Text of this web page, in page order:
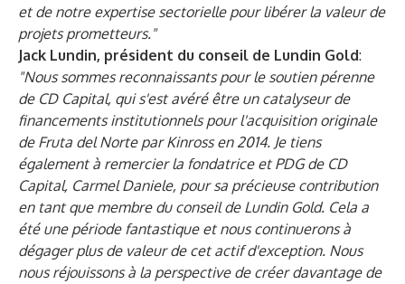
et de notre expertise sectorielle pour libérer la valeur de
projets prometteurs."
Jack Lundin, président du conseil de Lundin Gold:
"Nous sommes reconnaissants pour le soutien pérenne
de CD Capital, qui s'est avéré être un catalyseur de
financements institutionnels pour l'acquisition originale
de Fruta del Norte par Kinross en 2014. Je tiens
également à remercier la fondatrice et PDG de CD
Capital, Carmel Daniele, pour sa précieuse contribution
en tant que membre du conseil de Lundin Gold. Cela a
été une période fantastique et nous continuerons à
dégager plus de valeur de cet actif d'exception. Nous
nous réjouissons à la perspective de créer davantage de